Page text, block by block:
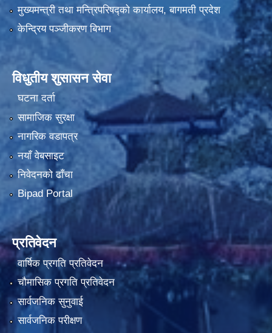
मुख्यमन्त्री तथा मन्त्रिपरिषद्को कार्यालय, बागमती प्रदेश
केन्द्रिय पञ्जीकरण बिभाग
विधुतीय शुसासन सेवा
घटना दर्ता
सामाजिक सुरक्षा
नागरिक वडापत्र
नयाँ वेबसाइट
निवेदनको ढाँचा
Bipad Portal
प्रतिवेदन
वार्षिक प्रगति प्रतिवेदन
चौमासिक प्रगति प्रतिवेदन
सार्वजनिक सुनुवाई
सार्वजनिक परीक्षण